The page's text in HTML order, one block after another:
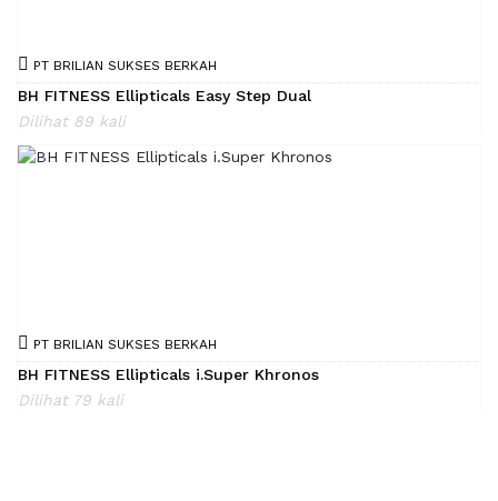
PT BRILIAN SUKSES BERKAH
BH FITNESS Ellipticals Easy Step Dual
Dilihat 89 kali
PT BRILIAN SUKSES BERKAH
BH FITNESS Ellipticals i.Super Khronos
Dilihat 79 kali